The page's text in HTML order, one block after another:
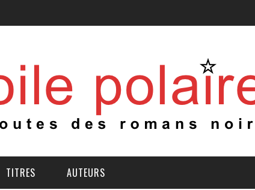
TITRES AUTEURS